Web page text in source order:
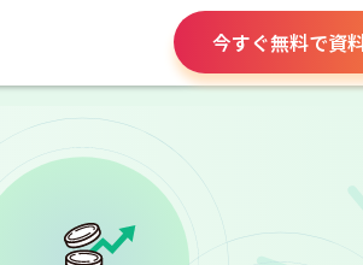
今すぐ無料で資
請求書や領収書